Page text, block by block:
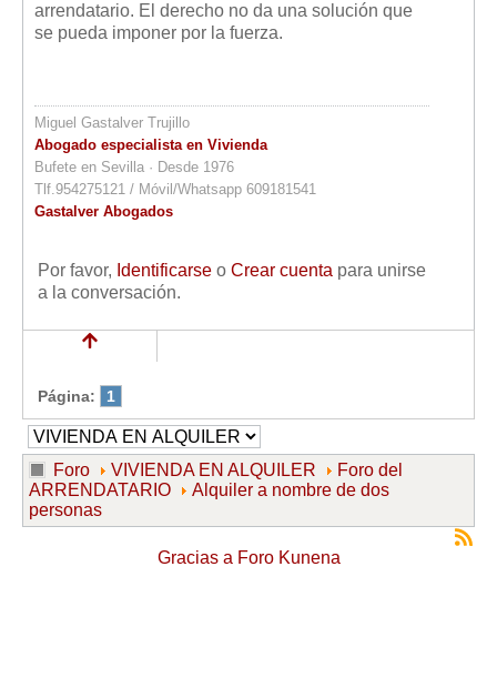
arrendatario. El derecho no da una solución que
se pueda imponer por la fuerza.
Miguel Gastalver Trujillo
Abogado especialista en Vivienda
Bufete en Sevilla · Desde 1976
Tlf.954275121 / Móvil/Whatsapp 609181541
Gastalver Abogados
Por favor, Identificarse o Crear cuenta para unirse
a la conversación.
Página: 1
Foro VIVIENDA EN ALQUILER
Foro del
ARRENDATARIO
Alquiler a nombre de dos
personas
Gracias a Foro Kunena